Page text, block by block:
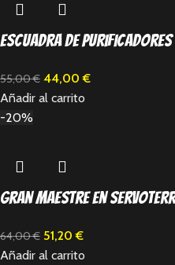
Escuadra de
55,00€ 44,00€
Añadir al carrito
-20%
Gran Maestre en
64,00€ 51,20€
Añadir al carrito